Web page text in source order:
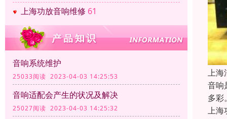
上海功放音响维修 61
音响系统维护
25033阅读 2023-04-03 14:25:53
音响适配会产生的状况及解决
25027阅读 2023-04-03 14:25:32
上海
音响
多彩
上海